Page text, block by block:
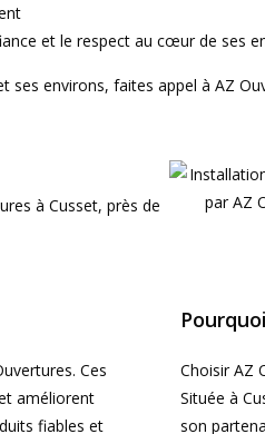
et le respect au cœur de ses
ses environs, faites appel à AZ
à Cusset, près de
Ces
améliorent
fiables et
Choisir AZ
Située à
son